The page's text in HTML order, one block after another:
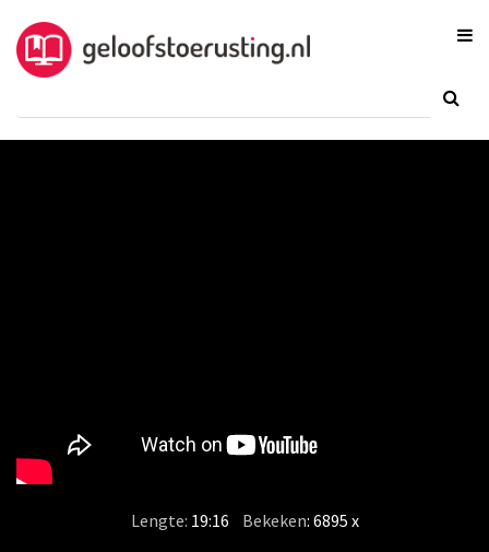
Lengte: 19:16 Bekeken: 6895 x